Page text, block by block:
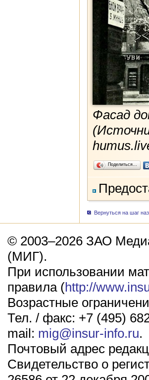
Фасад
Поделиться…
Вернуться на шаг
© 2003–2026 ЗАО
(МИГ).
При использовании
правила (http://
Возрастные
Тел. / факс: +7 (495)
mail: mig@insur-info.ru.
Почтовый адрес
Свидетельство о